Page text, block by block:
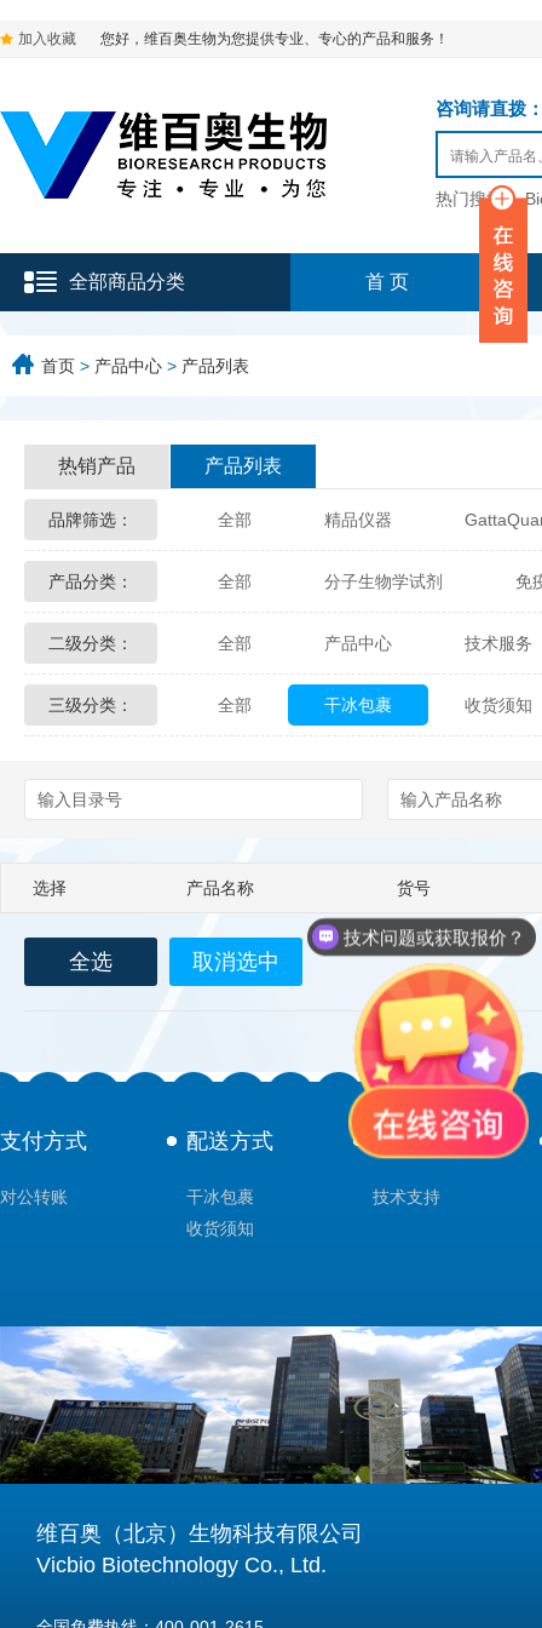
加入收藏 您好，维百奥生物为您提供专业、专心的产品和服务！
咨询请直拨
热门搜索：
全部商品分类 首 页
首页 > 产品中心 > 产品列表
热销产品 产品列表
品牌筛选： 全部 精品仪器
Glycon Biochem Sterlitech
Echelon Biosciences Verichem
Affinity Biologicals Kingfisher
Berry & Associates
LGC Maine Standards Biolife
AbD Serotec
产品分类： 全部 分子生物学试剂 免
化学及生物化学试剂 材料学试剂
二级分类： 全部 产品中心 技术服务
配送方式 售后服务 技术
三级分类： 全部 干冰包裹 收货须知
选择 产品名称 货号
全选 取消选中
支付方式
对公转账
配送方式
干冰包裹
收货须知
售后服务
技术支持
维百奥（北京）生物科技有限公司
Vicbio Biotechnology Co., Ltd.
技术问题或获取报价？
产品说明书在哪里？